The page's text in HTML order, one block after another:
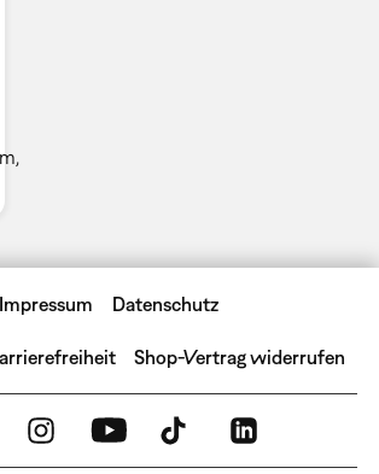
Impressum Datenschutz
Shop-Vertrag widerrufen